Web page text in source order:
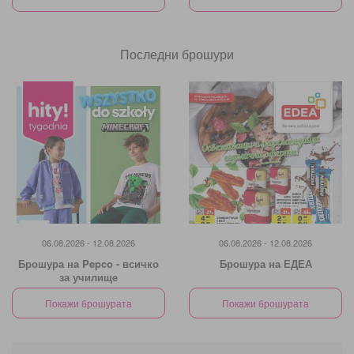
Последни брошури
06.08.2026 - 12.08.2026
Брошура на Pepco - всичко
за училище
Покажи брошурата
06.08.2026 - 12.08.2026
Брошура на ЕДЕА
Покажи брошурата